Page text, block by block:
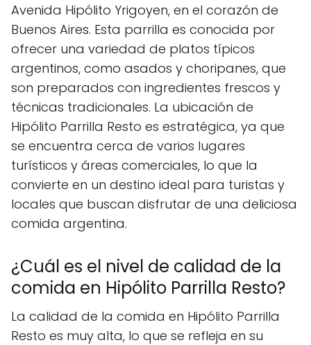
Avenida Hipólito Yrigoyen, en el corazón de
Buenos Aires. Esta parrilla es conocida por
ofrecer una variedad de platos típicos
argentinos, como asados y choripanes, que
son preparados con ingredientes frescos y
técnicas tradicionales. La ubicación de
Hipólito Parrilla Resto es estratégica, ya que
se encuentra cerca de varios lugares
turísticos y áreas comerciales, lo que la
convierte en un destino ideal para turistas y
locales que buscan disfrutar de una deliciosa
comida argentina.
¿Cuál es el nivel de calidad de la
comida en Hipólito Parrilla Resto?
La calidad de la comida en Hipólito Parrilla
Resto es muy alta, lo que se refleja en su